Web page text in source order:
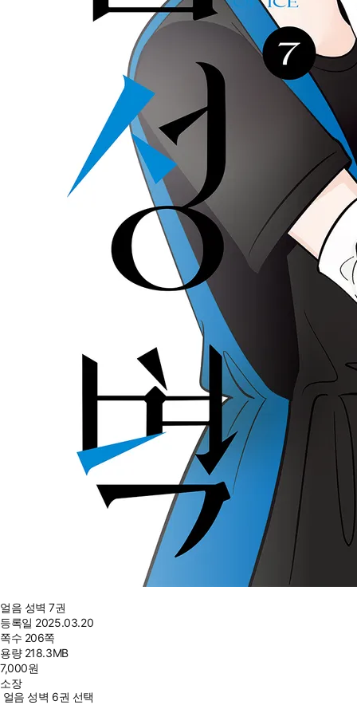
얼음 성벽 7권
등록일 2025.03.20
쪽수 206쪽
용량 218.3MB
7,000원
소장
얼음 성벽 6권 선택